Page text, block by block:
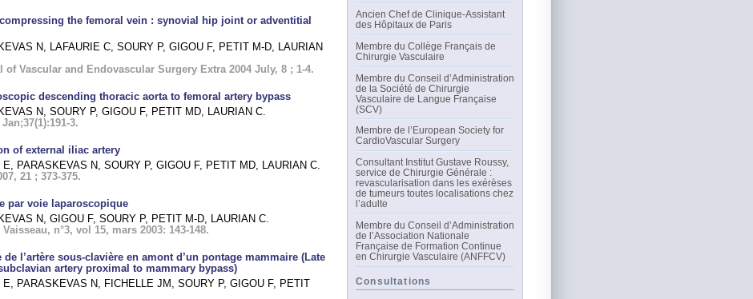
the femoral vein : synovial hip joint or adventitial
N, LAFAURIE C, SOURY P, GIGOU F, PETIT M-D, LAURIAN
of Vascular and Endovascular Surgery Extra 2004 July, 8 ; 1-4.
descending thoracic aorta to femoral artery bypass
N, SOURY P, GIGOU F, PETIT MD, LAURIAN C.
3.
of external iliac artery
PARASKEVAS N, SOURY P, GIGOU F, PETIT MD, LAURIAN C.
21 ; 373-375.
par voie laparoscopique
N, GIGOU F, SOURY P, PETIT M-D, LAURIAN C.
n°3, vol 15, mars 2003: 143-148.
l’artère sous-clavière en amont d’un pontage mammaire (Late
artery proximal to mammary bypass)
E, PARASKEVAS N, FICHELLE JM, SOURY P, GIGOU F, PETIT
Ancien Chef de Clinique-Assistant
des Hôpitaux de Paris
Membre du Collège Français de
Chirurgie Vasculaire
Membre du Conseil d’Administration
de la Société de Chirurgie
Vasculaire de Langue Française
(SCV)
Membre de l’European Society for
CardioVascular Surgery
Consultant Institut Gustave Roussy,
service de Chirurgie Générale :
revascularisation dans les exérèses
de tumeurs toutes localisations chez
l’adulte
Membre du Conseil d’Administration
de l’Association Nationale
Française de Formation Continue
en Chirurgie Vasculaire (ANFFCV)
Consultations